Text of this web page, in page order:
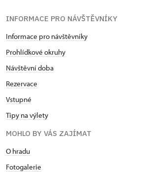
INFORMACE PRO NÁVŠTĚVNÍKY
Informace pro návštěvníky
Prohlídkové okruhy
Návštěvní doba
Rezervace
Vstupné
Tipy na výlety
MOHLO BY VÁS ZAJÍMAT
O hradu
Fotogalerie